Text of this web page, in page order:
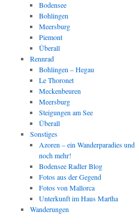
Bodensee
Bohlingen
Meersburg
Piemont
Überall
Rennrad
Bohlingen – Hegau
Le Thoronet
Meckenbeuren
Meersburg
Steigungen am See
Überall
Sonstiges
Azoren – ein Wanderparadies und
noch mehr!
Bodensee Radler Blog
Fotos aus der Gegend
Fotos von Mallorca
Unterkunft im Haus Martha
Wanderungen